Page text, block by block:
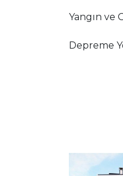
Yangın ve
Depreme